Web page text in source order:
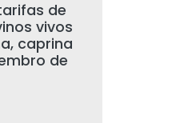
de
vivos
caprina
de